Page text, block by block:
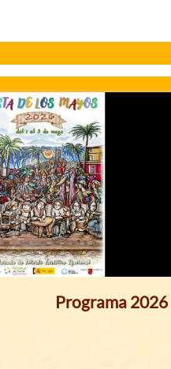
Programa 2026